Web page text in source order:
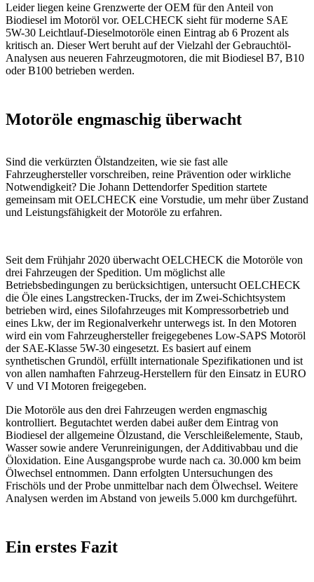
Leider liegen keine Grenzwerte der OEM für den Anteil von
Biodiesel im Motoröl vor. OELCHECK sieht für moderne SAE
5W-30 Leichtlauf-Dieselmotoröle einen Eintrag ab 6 Prozent als
kritisch an. Dieser Wert beruht auf der Vielzahl der Gebrauchtöl-
Analysen aus neueren Fahrzeugmotoren, die mit Biodiesel B7, B10
oder B100 betrieben werden.
Motoröle engmaschig überwacht
Sind die verkürzten Ölstandzeiten, wie sie fast alle
Fahrzeughersteller vorschreiben, reine Prävention oder wirkliche
Notwendigkeit? Die Johann Dettendorfer Spedition startete
gemeinsam mit ­OELCHECK eine Vorstudie, um mehr über Zustand
und Leistungsfähigkeit der Motoröle zu erfahren.
Seit dem Frühjahr 2020 überwacht OELCHECK die Motoröle von
drei Fahrzeugen der Spedition. Um möglichst alle
Betriebsbedingungen zu berücksichtigen, untersucht OELCHECK
die Öle eines Langstrecken-Trucks, der im Zwei-Schichtsystem
betrieben wird, eines Silofahrzeuges mit Kompressorbetrieb und
eines Lkw, der im Regionalverkehr unterwegs ist. In den Motoren
wird ein vom Fahrzeughersteller freigegebenes Low-SAPS Motoröl
der SAE-Klasse 5W-30 eingesetzt. Es basiert auf einem
synthetischen Grundöl, erfüllt internationale Spezifikationen und ist
von allen namhaften Fahrzeug-Herstellern für den Einsatz in EURO
V und VI Motoren freigegeben.
Die Motoröle aus den drei Fahrzeugen werden engmaschig
kontrolliert. Begutachtet werden dabei außer dem Eintrag von
Biodiesel der allgemeine Ölzustand, die Verschleißelemente, Staub,
Wasser sowie andere Verunreinigungen, der Additivabbau und die
Öloxidation. Eine Ausgangsprobe wurde nach ca. 30.000 km beim
Ölwechsel entnommen. Dann erfolgten Untersuchungen des
Frischöls und der Probe unmittelbar nach dem Ölwechsel. Weitere
Analysen werden im Abstand von jeweils 5.000 km durchgeführt.
Ein erstes Fazit